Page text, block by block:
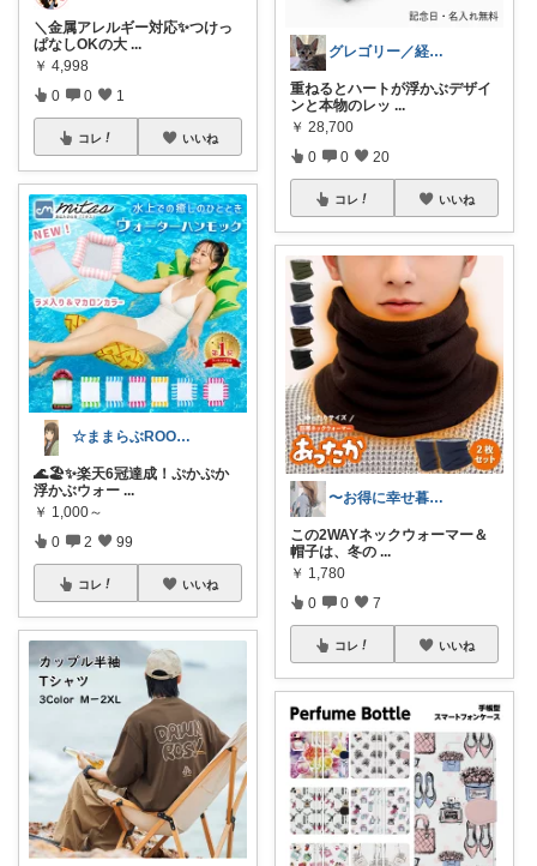
＼金属アレルギー対応✨つけっ
ぱなしOKの大 ...
￥ 4,998
0 0 1
コレ いいね
☆ままらぶROOM🎀🫧初めまして☆
🌊🏖️✨楽天6冠達成！ぷかぷか
浮かぶウォー ...
￥ 1,000～
0 2 99
コレ いいね
グレゴリー／経由購入感謝です💕
重ねるとハートが浮かぶデザイ
ンと本物のレッ ...
￥ 28,700
0 0 20
コレ いいね
〜お得に幸せ暮らし〜
この2WAYネックウォーマー＆
帽子は、冬の ...
￥ 1,780
0 0 7
コレ いいね